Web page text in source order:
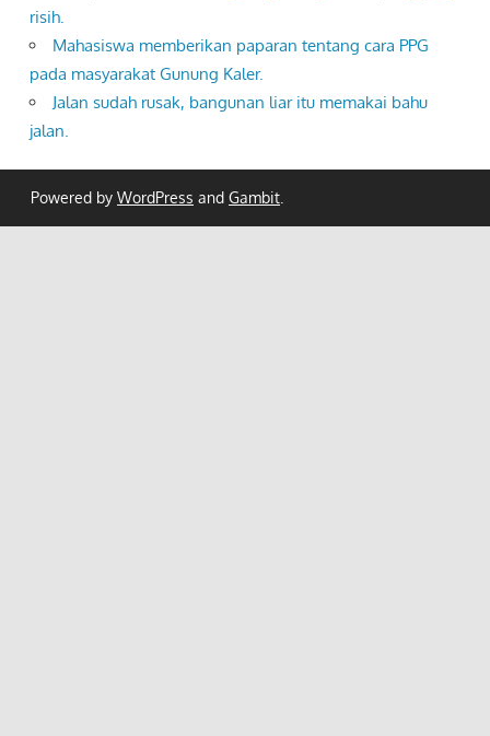
risih.
Mahasiswa memberikan paparan tentang cara PPG
pada masyarakat Gunung Kaler.
Jalan sudah rusak, bangunan liar itu memakai bahu
jalan.
Powered by WordPress and Gambit